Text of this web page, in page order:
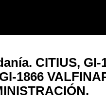
CITIUS, GI-
1866